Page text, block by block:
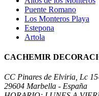
Puente Romano
Los Monteros Playa
Estepona
Artola
CACHEMIR
CC Pinares de Elviria, Lc
29604 Marbella - España